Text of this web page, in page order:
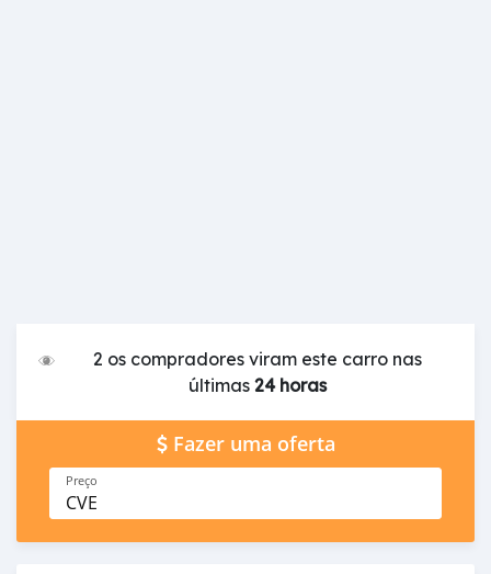
2 os compradores viram este carro nas
últimas 24 horas
Fazer uma oferta
Preço
CVE